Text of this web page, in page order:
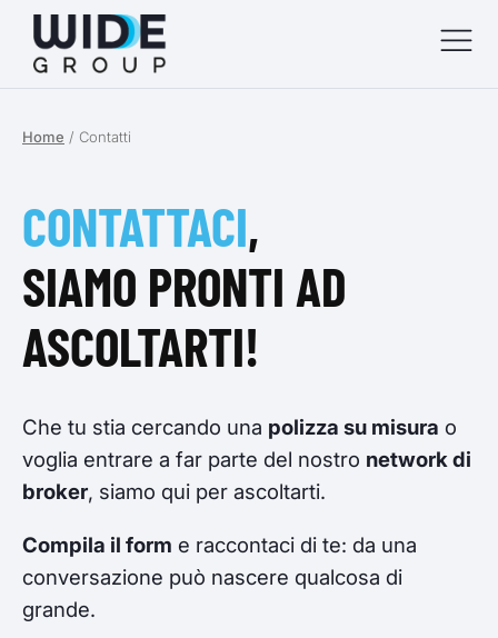
Home / Contatti
CONTATTACI,
SIAMO PRONTI AD
ASCOLTARTI!
Che tu stia cercando una polizza su misura o
voglia entrare a far parte del nostro network di
broker, siamo qui per ascoltarti.
Compila il form e raccontaci di te: da una
conversazione può nascere qualcosa di
grande.